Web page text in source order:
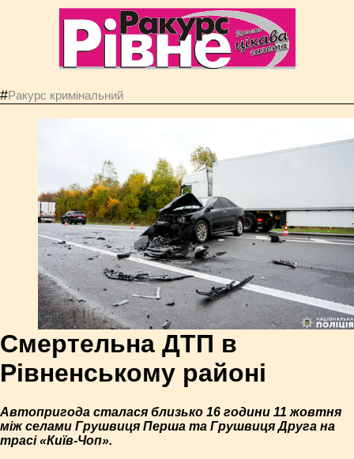
#Ракурс кримінальний
Смертельна ДТП в
Рівненському районі
Автопригода сталася близько 16 години 11 жовтня
між селами Грушвиця Перша та Грушвиця Друга на
трасі «Київ-Чоп».